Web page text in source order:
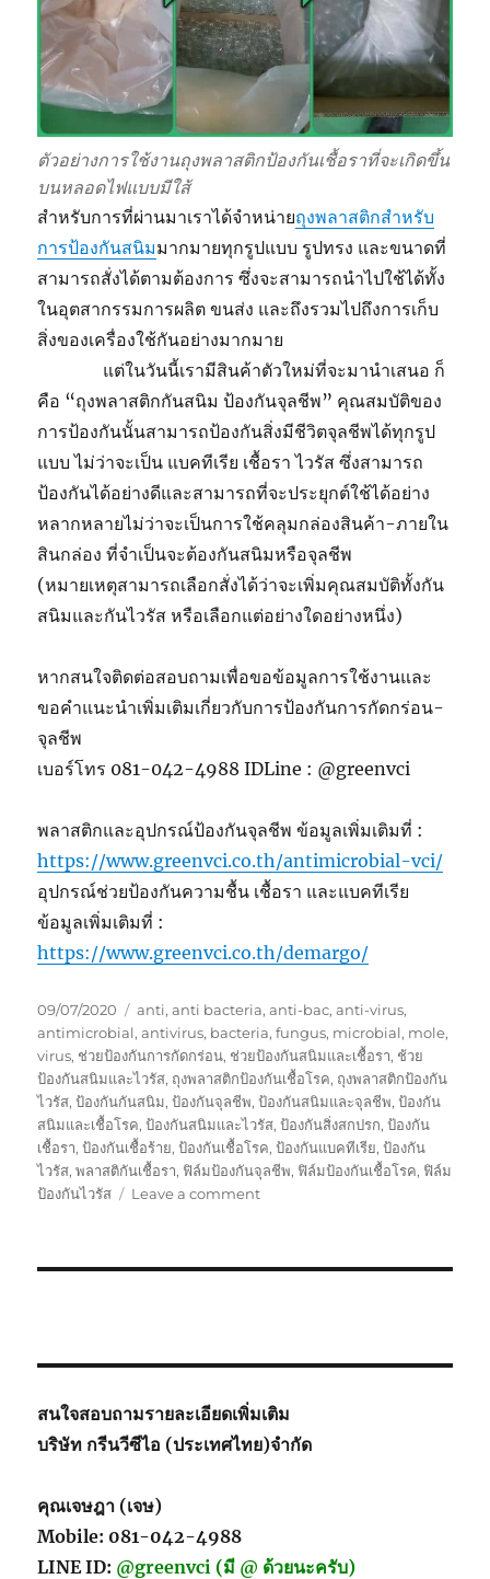
ตัวอย่างการใช้งานถุงพลาสติกป้องกันเชื้อราที่จะเกิดขึ้น
บนหลอดไฟแบบมีใส้
สำหรับการที่ผ่านมาเราได้จำหน่ายถุงพลาสติกสำหรับ
การป้องกันสนิมมากมายทุกรูปแบบ รูปทรง และขนาดที่
สามารถสั่งได้ตามต้องการ ซึ่งจะสามารถนำไปใช้ได้ทั้ง
ในอุตสากรรมการผลิต ขนส่ง และถึงรวมไปถึงการเก็บ
สิ่งของเครื่องใช้กันอย่างมากมาย
แต่ในวันนี้เรามีสินค้าตัวใหม่ที่จะมานำเสนอ ก็
คือ “ถุงพลาสติกกันสนิม ป้องกันจุลชีพ” คุณสมบัติของ
การป้องกันนั้นสามารถป้องกันสิ่งมีชีวิตจุลชีพได้ทุกรูป
แบบ ไม่ว่าจะเป็น แบคทีเรีย เชื้อรา ไวรัส ซึ่งสามารถ
ป้องกันได้อย่างดีและสามารถที่จะประยุกต์ใช้ได้อย่าง
หลากหลายไม่ว่าจะเป็นการใช้คลุมกล่องสินค้า-ภายใน
สินกล่อง ที่จำเป็นจะต้องกันสนิมหรือจุลชีพ
(หมายเหตุสามารถเลือกสั่งได้ว่าจะเพิ่มคุณสมบัติทั้งกัน
สนิมและกันไวรัส หรือเลือกแต่อย่างใดอย่างหนึ่ง)
หากสนใจติดต่อสอบถามเพื่อขอข้อมูลการใช้งานและ
ขอคำแนะนำเพิ่มเติมเกี่ยวกับการป้องกันการกัดกร่อน-
จุลชีพ
เบอร์โทร 081-042-4988 IDLine : @greenvci
พลาสติกและอุปกรณ์ป้องกันจุลชีพ ข้อมูลเพิ่มเติมที่ :
https://www.greenvci.co.th/antimicrobial-vci/
อุปกรณ์ช่วยป้องกันความชื้น เชื้อรา และแบคทีเรีย
ข้อมูลเพิ่มเติมที่ :
https://www.greenvci.co.th/demargo/
Posted
on
09/07/2020 Tags
anti,anti bacteria,anti-bac,anti-virus,
antimicrobial,antivirus, bacteria,fungus, microbial, mole,
virus, ช่วยป้องกันการกัดกร่อน, ช่วยป้องกันสนิมและเชื้อรา, ช้วย
ป้องกันสนิมและไวรัส, ถุงพลาสติกป้องกันเชื้อโรค, ถุงพลาสติกป้องกัน
ไวรัส,ป้องกันกันสนิม,ป้องกันจุลชีพ,ป้องกันสนิมและจุลชีพ,ป้องกัน
สนิมและเชื้อโรค,ป้องกันสนิมและไวรัส,ป้องกันสิ่งสกปรก,ป้องกัน
เชื้อรา,ป้องกันเชื้อร้าย,ป้องกันเชื้อโรค,ป้องกันแบคทีเรีย,ป้องกัน
ไวรัส,พลาสติกันเชื้อรา, ฟิล์มป้องกันจุลชีพ, ฟิล์มป้องกันเชื้อโรค, ฟิล์ม
ป้องกันไวรัส
Leave a commenton
เชื้อ
โรค
สนใจสอบถามรายละเอียดเพิ่มเติม
บริษัท กรีนวีซีไอ (ประเทศไทย)จำกัด
คุณเจษฎา (เจษ)
Mobile: 081-042-4988
LINE ID: @greenvci (มี @ ด้วยนะครับ)